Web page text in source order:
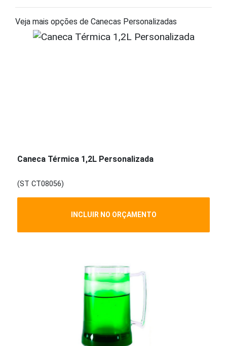
Veja mais opções de Canecas Personalizadas
Caneca Térmica 1,2L Personalizada
(ST CT08056)
INCLUIR NO ORÇAMENTO